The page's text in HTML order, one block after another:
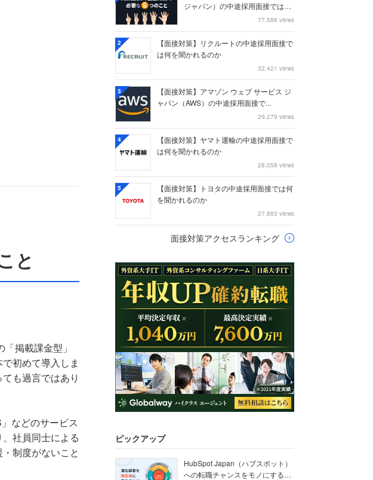
と
掲載課金型」
初めて導入しま
も過言ではあり
などのサービス
社員同士による
制度がないこと
ジャパン）の中途採用面接では何
77,586 views
2
【面接対策】リクルートの中途採用面接で
は何を聞かれるのか
32,421 views
3
【面接対策】アマゾン ウェブ サービス ジ
ャパン（AWS）の中途採用面接で...
29,279 views
4
【面接対策】ヤマト運輸の中途採用面接で
は何を聞かれるのか
28,058 views
5
【面接対策】トヨタの中途採用面接では何
を聞かれるのか
27,883 views
面接対策アクセスランキング
ピックアップ
HubSpot Japan（ハブスポット）
への転職チャンスをモノにする